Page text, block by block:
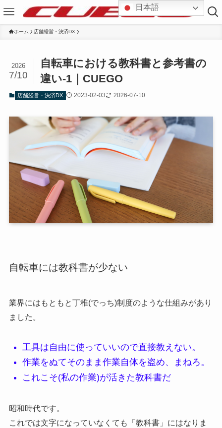
ホーム 店舗経営・決済DX
自転車における教科書と参考書の
違い-1｜CUEGO
2026
7/10
店舗経営・決済DX 2023-02-03 2026-07-10
自転車には教科書が少ない
業界にはもともと丁稚(でっち)制度のような仕組みがあり
ました。
工具は自由に使っていいので直接教えない。
作業をぬてそのまま作業自体を盗め、まねろ。
これこそ(私の作業)が活きた教科書だ
昭和時代です。
これでは文字になっていなくても「教科書」にはなりま
日本語